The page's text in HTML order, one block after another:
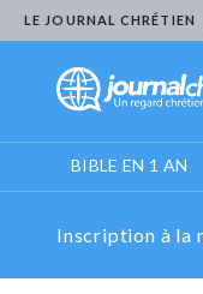
LE JOURNAL CHRÉTIEN
BIBLE EN 1 AN
Inscription à la